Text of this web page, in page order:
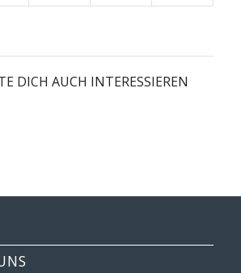
DICH AUCH INTERESSIEREN